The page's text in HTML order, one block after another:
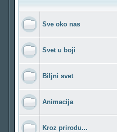
Sve oko nas
Svet u boji
Biljni svet
Animacija
Kroz prirodu...